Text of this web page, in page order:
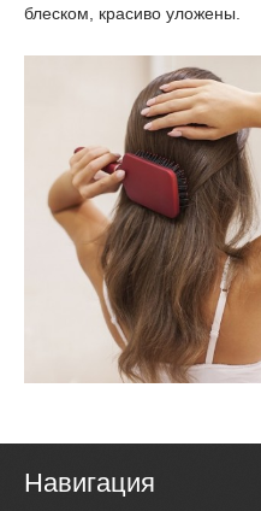
блеском, красиво уложены.
Навигация